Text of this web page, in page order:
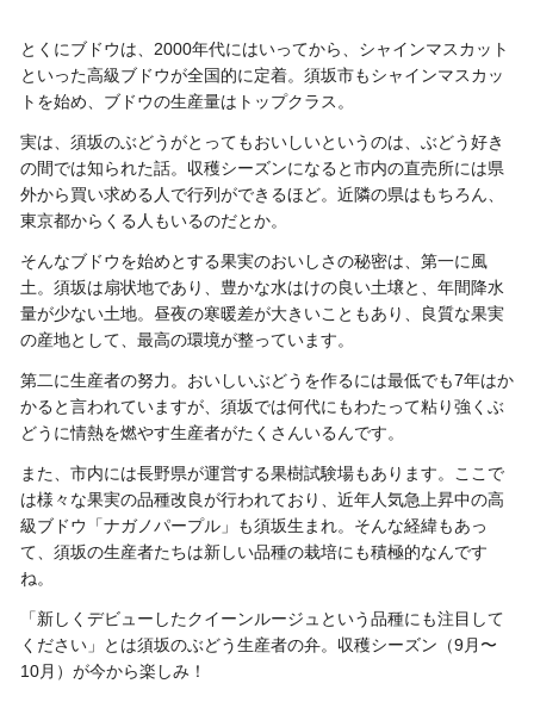
とくにブドウは、2000年代にはいってから、シャインマスカット
といった高級ブドウが全国的に定着。須坂市もシャインマスカッ
トを始め、ブドウの生産量はトップクラス 。
実は、須坂のぶどうがとってもおいしいというのは、ぶどう好き
の間では知られた話。収穫シーズンになると市内の直売所には県
外から買い求める人で行列ができるほど。近隣の県はもちろん、
東京都からくる人もいるのだとか。
そんなブドウを始めとする果実のおいしさの秘密は、第一に風
土。須坂は扇状地であり、豊かな水はけの良い土壌と、年間降水
量が少ない土地。昼夜の寒暖差が大きいこともあり、良質な果実
の産地として、最高の環境が整っています。
第二に生産者の努力。おいしいぶどうを作るには最低でも7年はか
かると言われていますが、須坂では何代にもわたって粘り強くぶ
どうに情熱を燃やす生産者がたくさんいるんです。
また、市内には長野県が運営する果樹試験場もあります。ここで
は様々な果実の品種改良が行われており、近年人気急上昇中の高
級ブドウ「ナガノパープル」も須坂生まれ。そんな経緯もあっ
て、須坂の生産者たちは新しい品種の栽培にも積極的なんです
ね。
「新しくデビューしたクイーンルージュという品種にも注目して
ください」
とは須坂のぶどう生産者の弁。 収穫シーズン（9月〜
10月）が今から楽しみ！